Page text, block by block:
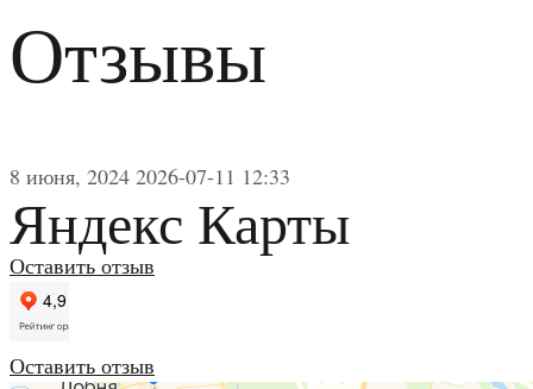
Отзывы
8 июня, 2024 2026-07-11 12:33
Яндекс Карты
Оставить отзыв
Оставить отзыв